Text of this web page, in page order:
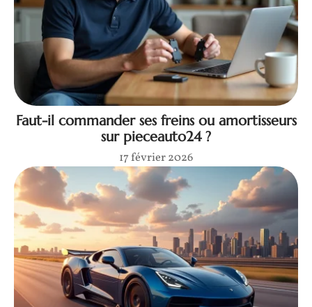
Faut-il commander ses freins ou amortisseurs
sur pieceauto24 ?
17 février 2026